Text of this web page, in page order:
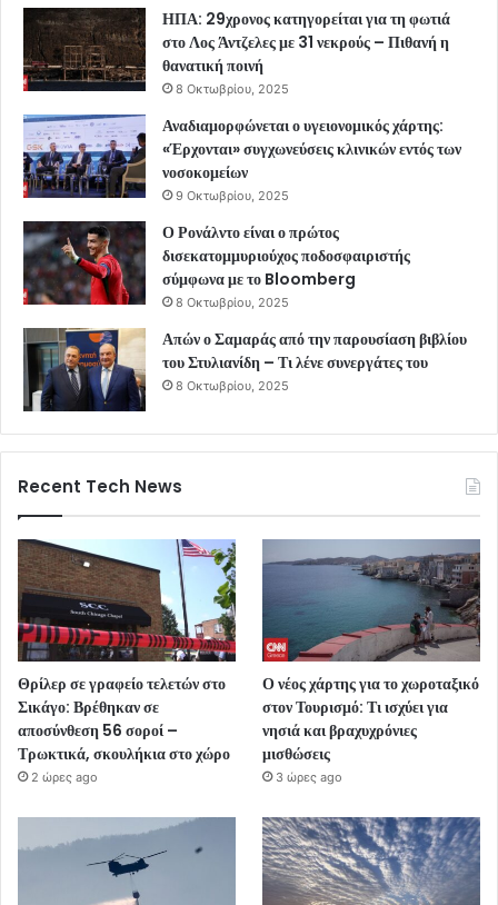
ΗΠΑ: 29χρονος κατηγορείται για τη φωτιά
στο Λος Άντζελες με 31 νεκρούς – Πιθανή η
θανατική ποινή
8 Οκτωβρίου, 2025
Αναδιαμορφώνεται ο υγειονομικός χάρτης:
«Έρχονται» συγχωνεύσεις κλινικών εντός των
νοσοκομείων
9 Οκτωβρίου, 2025
Ο Ρονάλντο είναι ο πρώτος
δισεκατομμυριούχος ποδοσφαιριστής
σύμφωνα με το Bloomberg
8 Οκτωβρίου, 2025
Απών ο Σαμαράς από την παρουσίαση βιβλίου
του Στυλιανίδη – Τι λένε συνεργάτες του
8 Οκτωβρίου, 2025
Recent Tech News
Θρίλερ σε γραφείο τελετών στο
Σικάγο: Βρέθηκαν σε
αποσύνθεση 56 σοροί –
Τρωκτικά, σκουλήκια στο χώρο
2 ώρες ago
Ο νέος χάρτης για το χωροταξικό
στον Τουρισμό: Τι ισχύει για
νησιά και βραχυχρόνιες
μισθώσεις
3 ώρες ago